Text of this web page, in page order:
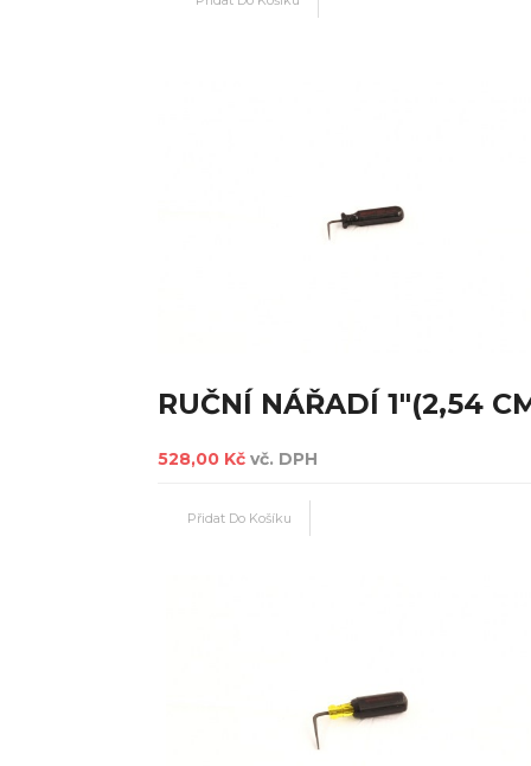
RUČNÍ NÁŘADÍ 1"(2,54
528,00 Kč vč. DPH